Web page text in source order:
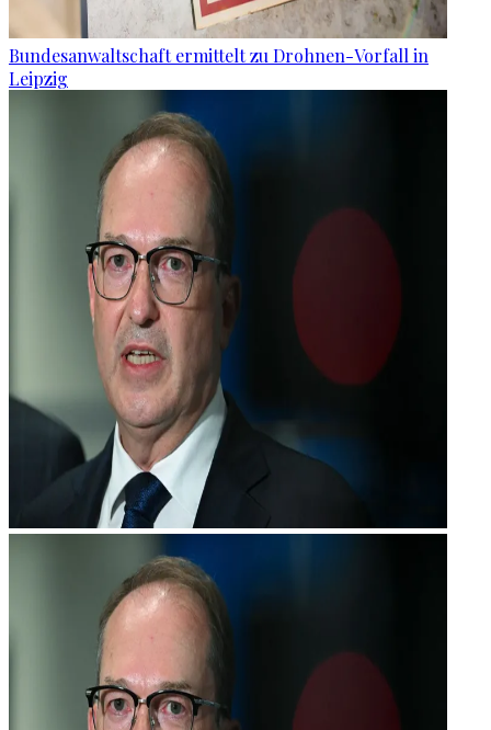
Bundesanwaltschaft ermittelt zu Drohnen-Vorfall in
Leipzig